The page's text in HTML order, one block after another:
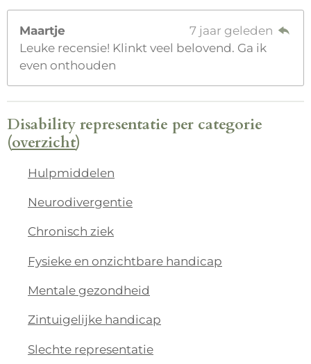
Maartje
7 jaar geleden
Leuke recensie! Klinkt veel belovend. Ga ik
even onthouden
Disability representatie per categorie
(overzicht)
Hulpmiddelen
Neurodivergentie
Chronisch ziek
Fysieke en onzichtbare handicap
Mentale gezondheid
Zintuigelijke handicap
Slechte representatie